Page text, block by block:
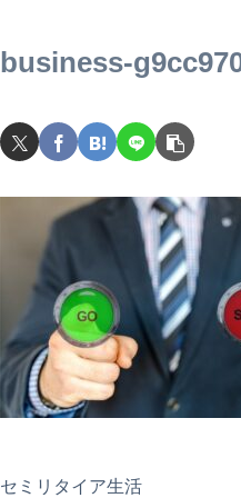
business-
セミリタイア生活